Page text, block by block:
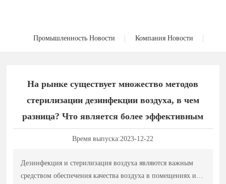
Промышленность Новости Компания Новости
На рынке существует множество методов
стерилизации дезинфекции воздуха, в чем
разница? Что является более эффективным
Время выпуска:2023-12-22
Дезинфекция и стерилизация воздуха являются важным
средством обеспечения качества воздуха в помещениях и